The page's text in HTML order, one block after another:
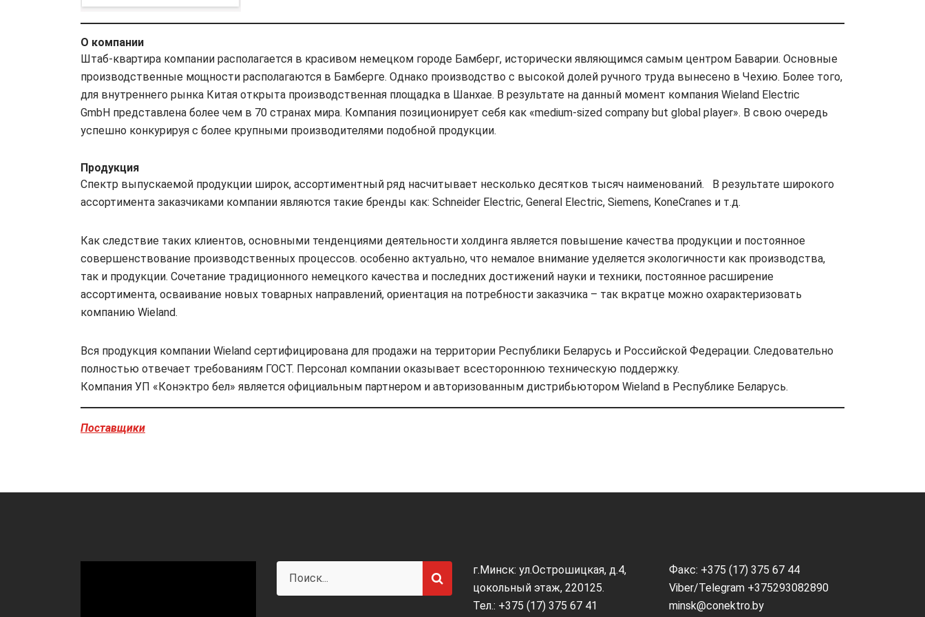
О компании
Штаб-квартира компании располагается в красивом немецком городе Бамберг, исторически являющимся самым центром Баварии. Основные
производственные мощности располагаются в Бамберге. Однако производство с высокой долей ручного труда вынесено в Чехию. Более того,
для внутреннего рынка Китая открыта производственная площадка в Шанхае. В результате на данный момент компания Wieland Electric
GmbH представлена более чем в 70 странах мира. Компания позиционирует себя как «medium-sized company but global player». В свою очередь
успешно конкурируя с более крупными производителями подобной продукции.
Продукция
Спектр выпускаемой продукции широк, ассортиментный ряд насчитывает несколько десятков тысяч наименований. В результате широкого
ассортимента заказчиками компании являются такие бренды как: Schneider Electric, General Electric, Siemens, KoneCranes и т.д.
Как следствие таких клиентов, основными тенденциями деятельности холдинга является повышение качества продукции и постоянное
совершенствование производственных процессов. особенно актуально, что немалое внимание уделяется экологичности как производства,
так и продукции. Сочетание традиционного немецкого качества и последних достижений науки и техники, постоянное расширение
ассортимента, осваивание новых товарных направлений, ориентация на потребности заказчика – так вкратце можно охарактеризовать
компанию Wieland.
Вся продукция компании Wieland сертифицирована для продажи на территории Республики Беларусь и Российской Федерации. Следовательно
полностью отвечает требованиям ГОСТ. Персонал компании оказывает всестороннюю техническую поддержку.
Компания УП «Конэктро бел» является официальным партнером и авторизованным дистрибьютором Wieland в Республике Беларусь.
Поставщики
г.Минск: ул.Острошицкая, д.4,
цокольный этаж, 220125.
Тел.: +375 (17) 375 67 41
Факс: +375 (17) 375 67 44
Viber/Telegram +375293082890
minsk@conektro.by